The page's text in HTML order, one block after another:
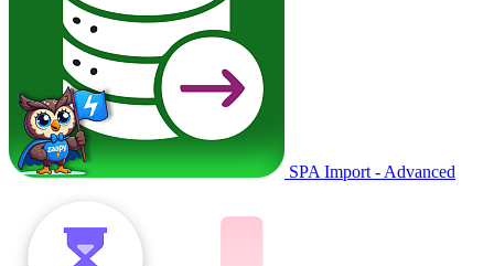
SPA Import - Advanced